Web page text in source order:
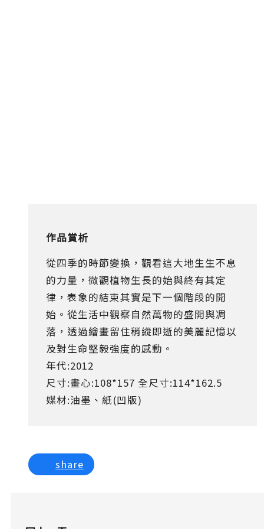
作品賞析
從四季的時節變換，觀看這大地生生不息
的力量，微觀植物生長的始與終有其定
律，表象的結束其實是下一個階段的開
始。從生活中觀察自然萬物的盛開與凋
落，透過繪畫留住稍縱即逝的美麗記憶以
及對生命堅毅強度的感動。
年代:2012
尺寸:畫心:108*157 全尺寸:114*162.5
媒材:油墨、紙(凹版)
share